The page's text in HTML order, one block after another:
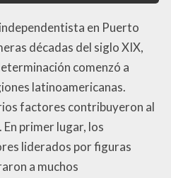
en Puerto
décadas del siglo XIX,
comenzó a
latinoamericanas.
factores contribuyeron al
primer lugar, los
liderados por figuras
a muchos